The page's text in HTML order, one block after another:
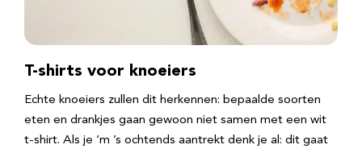
T-shirts voor knoeiers
Echte knoeiers zullen dit herkennen: bepaalde soorten
eten en drankjes gaan gewoon niet samen met een wit
t-shirt. Als je ‘m ’s ochtends aantrekt denk je al: dit gaat